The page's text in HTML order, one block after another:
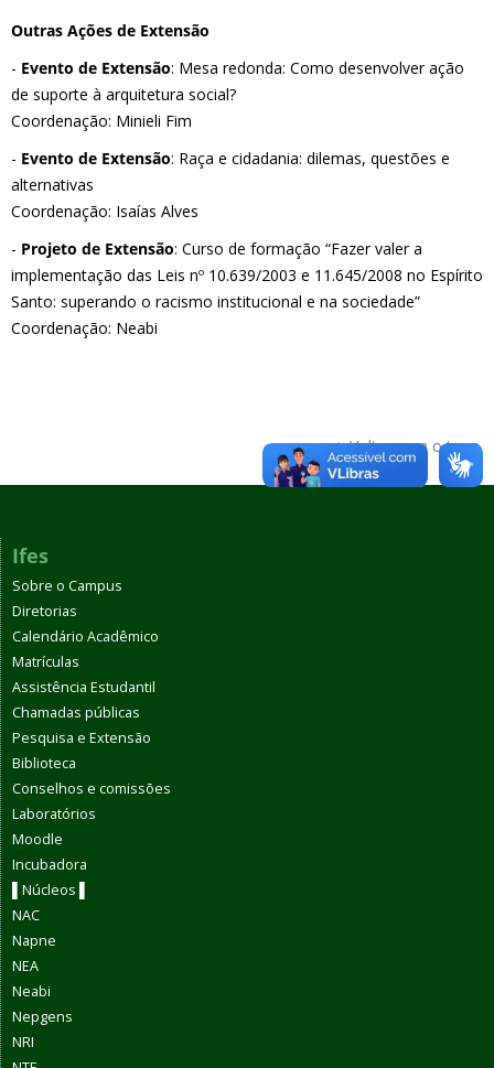
Outras Ações de Extensão
- Evento de Extensão: Mesa redonda: Como desenvolver ação
de suporte à arquitetura social?
Coordenação: Minieli Fim
- Evento de Extensão: Raça e cidadania: dilemas, questões e
alternativas
Coordenação: Isaías Alves
- Projeto de Extensão: Curso de formação “Fazer valer a
implementação das Leis nº 10.639/2003 e 11.645/2008 no Espírito
Santo: superando o racismo institucional e na sociedade”
Coordenação: Neabi
Voltar para o topo
Ifes
Sobre o Campus
Diretorias
Calendário Acadêmico
Matrículas
Assistência Estudantil
Chamadas públicas
Pesquisa e Extensão
Biblioteca
Conselhos e comissões
Laboratórios
Moodle
Incubadora
▌Núcleos ▌
NAC
Napne
NEA
Neabi
Nepgens
NRI